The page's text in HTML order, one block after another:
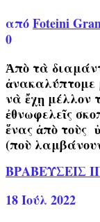
απόFoteini
0
Ἀπὸ τὰ
ἀνακαλύπτομε
νὰ ἔχῃ μέλλον
ἐθνωφελεῖς
ἕνας ἀπὸ τοὺς
(ποὺ
ΒΡΑΒΕΥΣΕΙΣ
18Ιούλ 2022